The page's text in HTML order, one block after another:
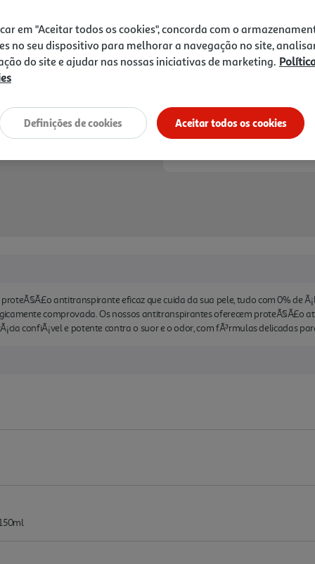
Notas de preparação
antitranspirante eficaz que cuida da sua pele, tudo com 0% de
comprovada. Os nossos antitranspirantes oferecem proteÃ§Ã£o
confiÃ¡vel e potente contra o suor e o odor, com fÃ³rmulas delicadas
em "Aceitar todos os cookies", concorda com o
no seu dispositivo para melhorar a navegação no site,
do site e ajudar nas nossas iniciativas de marketing.
Aceitar todos os cookies
Definições de cookies